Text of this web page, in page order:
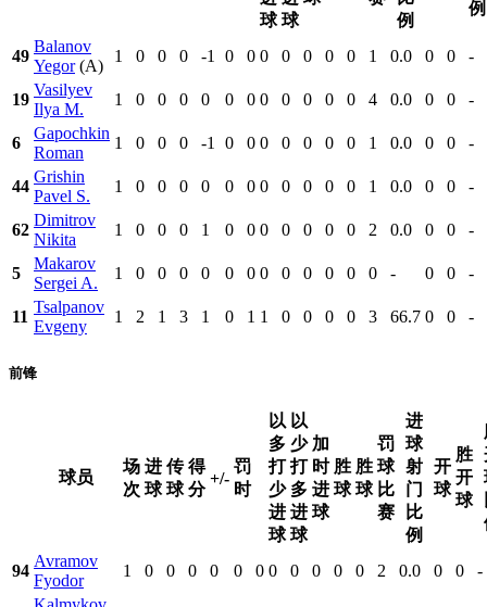
球 球
例
例
49
Balanov
Yegor(A)
1 0 0 0 -1 0 0 0 0 0 0 0 1 0.0 0 0 -
19
Vasilyev
Ilya M.
1 0 0 0 0 0 0 0 0 0 0 0 4 0.0 0 0 -
6
Gapochkin
Roman
1 0 0 0 -1 0 0 0 0 0 0 0 1 0.0 0 0 -
44
Grishin
Pavel S.
1 0 0 0 0 0 0 0 0 0 0 0 1 0.0 0 0 -
62
Dimitrov
Nikita
1 0 0 0 1 0 0 0 0 0 0 0 2 0.0 0 0 -
5
Makarov
Sergei A.
1 0 0 0 0 0 0 0 0 0 0 0 0 - 0 0 -
11
Tsalpanov
Evgeny
1 2 1 3 1 0 1 1 0 0 0 0 3 66.7 0 0 -
前锋
球员
场
次
进
球
传
球
得
分
+/-
罚
时
以
多
打
少
进
球
以
少
打
多
进
球
加
时
进
球
胜
球
胜
球
罚
球
比
赛
进
球
射
门
比
例
开
球
胜
开
球
94
Avramov
Fyodor
1 0 0 0 0 0 0 0 0 0 0 0 2 0.0 0 0 -